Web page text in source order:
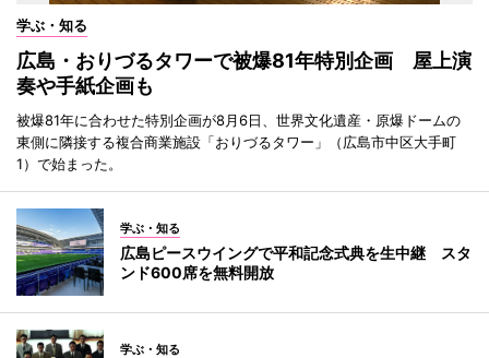
学ぶ・知る
広島・おりづるタワーで被爆81年特別企画 屋上演
奏や手紙企画も
被爆81年に合わせた特別企画が8月6日、世界文化遺産・原爆ドームの
東側に隣接する複合商業施設「おりづるタワー」（広島市中区大手町
1）で始まった。
学ぶ・知る
広島ピースウイングで平和記念式典を生中継 スタ
ンド600席を無料開放
学ぶ・知る